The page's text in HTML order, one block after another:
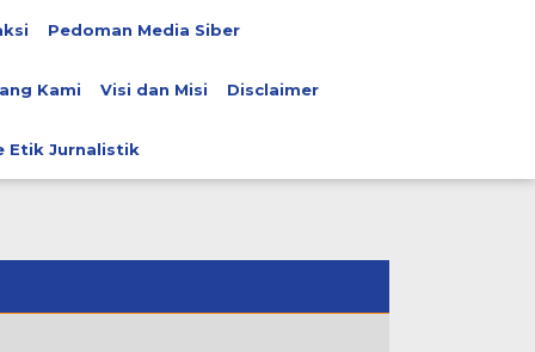
Pedoman Media Siber
Kami Visi dan Misi Disclaimer
Etik Jurnalistik